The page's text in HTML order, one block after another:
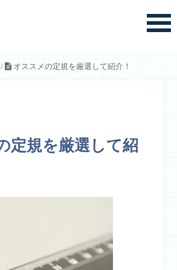
/ オススメの定規を厳選して紹介！
定規を厳選して紹